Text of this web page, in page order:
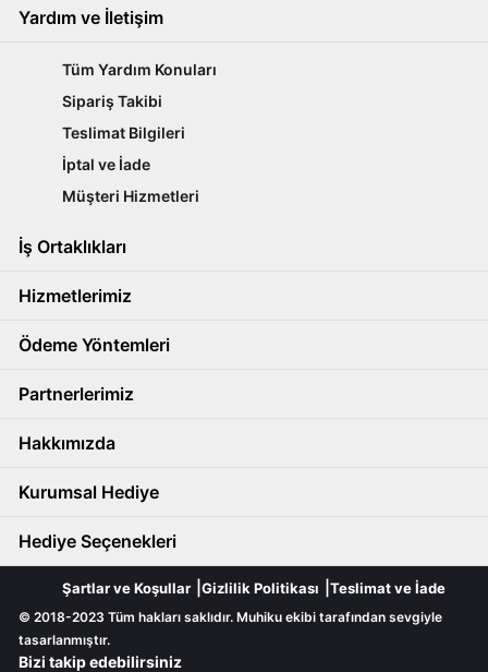
Yardım ve İletişim
Tüm Yardım Konuları
Sipariş Takibi
Teslimat Bilgileri
İptal ve İade
Müşteri Hizmetleri
İş Ortaklıkları
Hizmetlerimiz
Ödeme Yöntemleri
Partnerlerimiz
Hakkımızda
Kurumsal Hediye
Hediye Seçenekleri
Şartlar ve Koşullar Gizlilik Politikası Teslimat ve İade
© 2018-2023 Tüm hakları saklıdır. Muhiku ekibi tarafından sevgiyle
tasarlanmıştır.
Bizi takip edebilirsiniz